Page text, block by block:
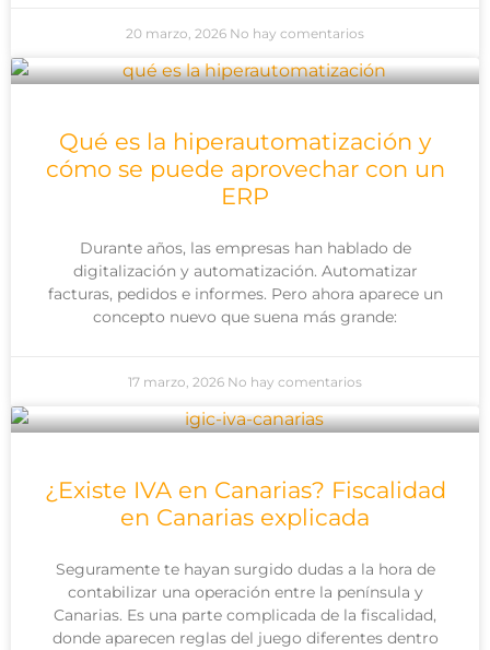
20 marzo, 2026 No hay comentarios
Qué es la hiperautomatización y
cómo se puede aprovechar con un
ERP
Durante años, las empresas han hablado de
digitalización y automatización. Automatizar
facturas, pedidos e informes. Pero ahora aparece un
concepto nuevo que suena más grande:
17 marzo, 2026 No hay comentarios
¿Existe IVA en Canarias? Fiscalidad
en Canarias explicada
Seguramente te hayan surgido dudas a la hora de
contabilizar una operación entre la península y
Canarias. Es una parte complicada de la fiscalidad,
donde aparecen reglas del juego diferentes dentro